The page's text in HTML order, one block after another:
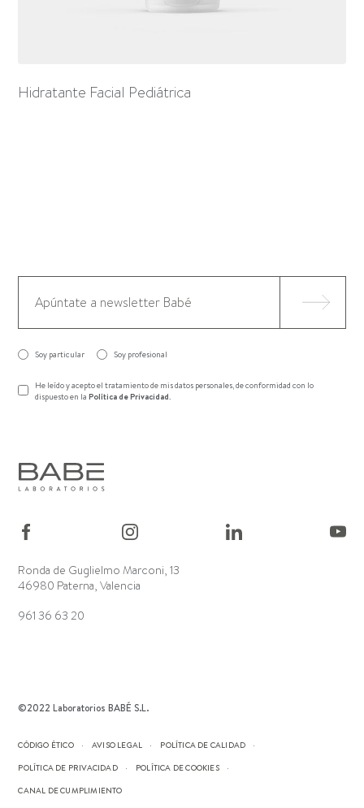
Hidratante Facial Pediátrica
Soy particular Soy profesional
He leído y acepto el tratamiento de mis datos personales, de conformidad con lo
dispuesto en laPolítica de Privacidad
Ronda de Guglielmo Marconi, 13
46980 Paterna, Valencia
961 36 63 20
©2022 Laboratorios BABÉ S.L.
CÓDIGO ÉTICO AVISO LEGAL
POLÍTICA DE CALIDAD
POLÍTICA DE PRIVACIDAD
POLÍTICA DE COOKIES
CANAL DE CUMPLIMIENTO